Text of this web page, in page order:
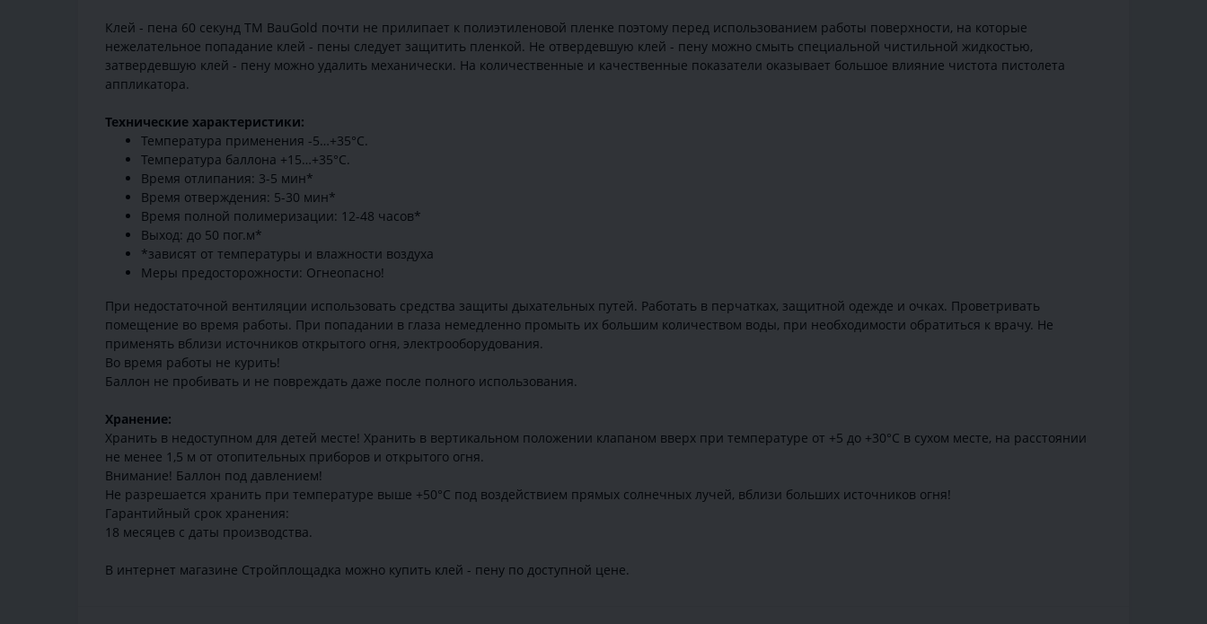
Клей - пена 60 секунд ТМ BauGold почти не прилипает к полиэтиленовой пленке поэтому перед использованием работы поверхности, на которые
нежелательное попадание клей - пены следует защитить пленкой. Не отвердевшую клей - пену можно смыть специальной чистильной жидкостью,
затвердевшую клей - пену можно удалить механически. На количественные и качественные показатели оказывает большое влияние чистота пистолета
аппликатора.
Технические характеристики:
Температура применения -5…+35°С.
Температура баллона +15…+35°С.
Время отлипания: 3-5 мин*
Время отверждения: 5-30 мин*
Время полной полимеризации: 12-48 часов*
Выход: до 50 пог.м*
*зависят от температуры и влажности воздуха
Меры предосторожности: Огнеопасно!
При недостаточной вентиляции использовать средства защиты дыхательных путей. Работать в перчатках, защитной одежде и очках. Проветривать
помещение во время работы. При попадании в глаза немедленно промыть их большим количеством воды, при необходимости обратиться к врачу. Не
применять вблизи источников открытого огня, электрооборудования.
Во время работы не курить!
Баллон не пробивать и не повреждать даже после полного использования.
Хранение:
Хранить в недоступном для детей месте! Хранить в вертикальном положении клапаном вверх при температуре от +5 до +30°С в сухом месте, на расстоянии
не менее 1,5 м от отопительных приборов и открытого огня.
Внимание! Баллон под давлением!
Не разрешается хранить при температуре выше +50°С под воздействием прямых солнечных лучей, вблизи больших источников огня!
Гарантийный срок хранения:
18 месяцев с даты производства.
В интернет магазине Стройплощадка можно купить клей - пену по доступной цене.